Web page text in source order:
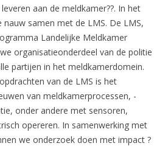
aan de meldkamer??. In het
samen met de LMS. De LMS,
Landelijke Meldkamer
organisatieonderdeel van de politie
partijen in het meldkamerdomein.
van de LMS is het
van meldkamerprocessen, -
onder andere met sensoren,
opereren. In samenwerking met
we onderzoek doen met impact ?